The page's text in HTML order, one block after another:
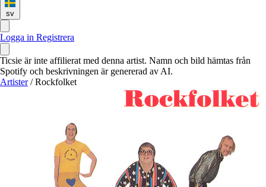
sv
Logga in Registrera
Ticsie är inte affilierat med denna artist. Namn och bild hämtas från
Spotify och beskrivningen är genererad av AI.
Artister / Rockfolket